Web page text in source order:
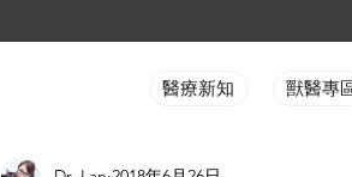
醫療新知 獸醫專